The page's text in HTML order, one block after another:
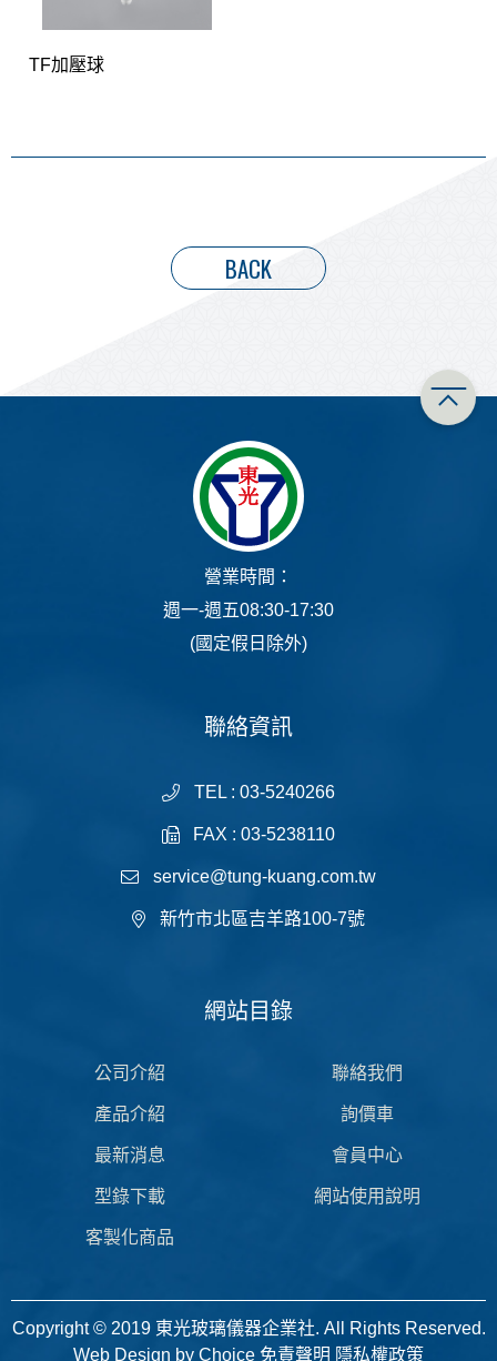
TF加壓球
BACK
營業時間：
週一-週五08:30-17:30
(國定假日除外)
聯絡資訊
TEL : 03-5240266
FAX : 03-5238110
service@tung-kuang.com.tw
新竹市北區吉羊路100-7號
網站目錄
公司介紹
產品介紹
最新消息
型錄下載
客製化商品
聯絡我們
詢價車
會員中心
網站使用說明
Copyright © 2019 東光玻璃儀器企業社. All Rights Reserved.
Web Design by Choice 免責聲明 隱私權政策